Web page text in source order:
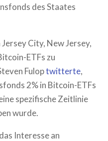
des Staates
City, New Jersey,
ETFs zu
Fuloptwitterte,
2% in Bitcoin-ETFs
spezifische Zeitlinie
wurde.
Interesse an